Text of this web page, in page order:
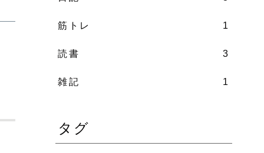
筋トレ 1
読書 3
雑記 1
タグ